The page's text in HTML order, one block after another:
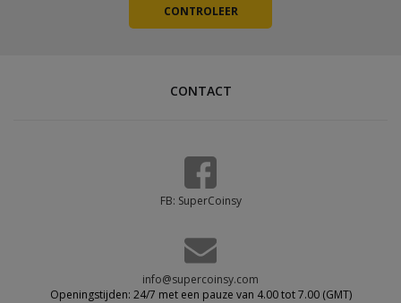
CONTACT
FB: SuperCoinsy
info@supercoinsy.com
Openingstijden: 24/7 met een pauze van 4.00 tot 7.00 (GMT)